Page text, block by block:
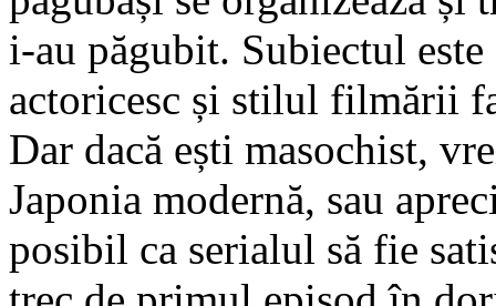
i-au păgubit. Subiectul
actoricesc și stilul filmării
Dar dacă ești masochist,
Japonia modernă, sau
posibil ca serialul să fie